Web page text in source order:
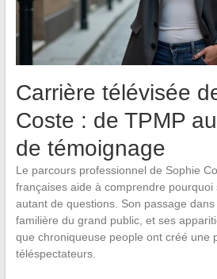
Carrière télévisée
Coste : de TPMP
de témoignage
Le parcours professionnel de Sophie
françaises aide à comprendre pourquoi
autant de questions. Son passage dans
familière du grand public, et ses
que chroniqueuse people ont créé une
téléspectateurs.